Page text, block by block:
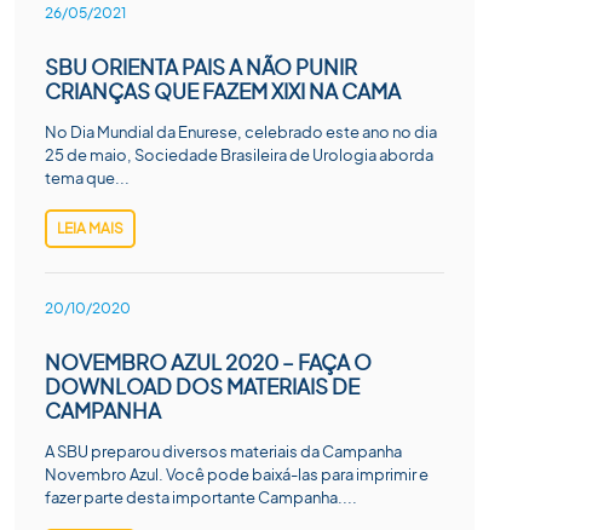
26/05/2021
SBU ORIENTA PAIS A NÃO PUNIR
CRIANÇAS QUE FAZEM XIXI NA CAMA
No Dia Mundial da Enurese, celebrado este ano no dia
25 de maio, Sociedade Brasileira de Urologia aborda
tema que...
LEIA MAIS
20/10/2020
NOVEMBRO AZUL 2020 – FAÇA O
DOWNLOAD DOS MATERIAIS DE
CAMPANHA
A SBU preparou diversos materiais da Campanha
Novembro Azul. Você pode baixá-las para imprimir e
fazer parte desta importante Campanha....